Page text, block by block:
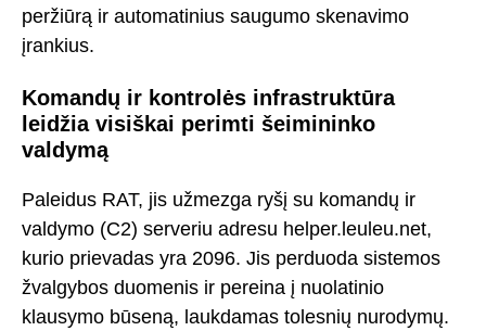
peržiūrą ir automatinius saugumo skenavimo
įrankius.
Komandų ir kontrolės infrastruktūra
leidžia visiškai perimti šeimininko
valdymą
Paleidus RAT, jis užmezga ryšį su komandų ir
valdymo (C2) serveriu adresu helper.leuleu.net,
kurio prievadas yra 2096. Jis perduoda sistemos
žvalgybos duomenis ir pereina į nuolatinio
klausymo būseną, laukdamas tolesnių nurodymų.